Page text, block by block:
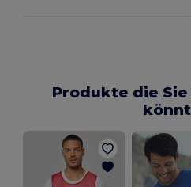
Produkte die